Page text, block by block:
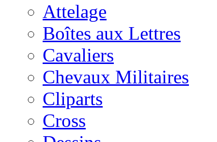
Attelage
Boîtes aux Lettres
Cavaliers
Chevaux Militaires
Cliparts
Cross